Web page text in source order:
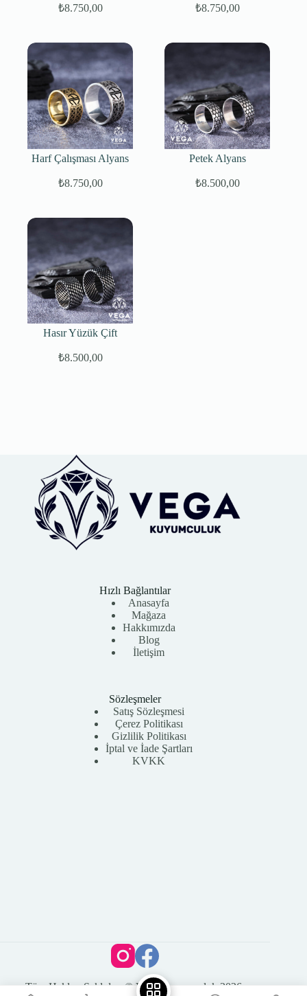
₺8.750,00 ₺8.750,00
Harf Çalışması Alyans
₺8.750,00
Petek Alyans
₺8.500,00
Hasır Yüzük Çift
₺8.500,00
Hızlı Bağlantılar
Anasayfa
Mağaza
Hakkımızda
Blog
İletişim
Sözleşmeler
Satış Sözleşmesi
Çerez Politikası
Gizlilik Politikası
İptal ve İade Şartları
KVKK
Tüm Hakları Saklıdır. © Vega Kuyumculuk 2026